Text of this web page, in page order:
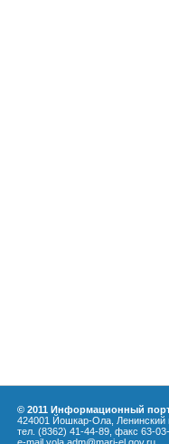
© 2011 Информационный
424001 Йошкар-Ола, Ленинский
тел. (8362) 41-44-89, факс 63-03-